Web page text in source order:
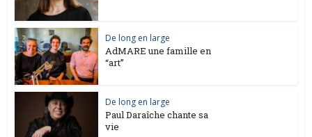
De long en large
AdMARE une famille en
“art”
De long en large
Paul Daraîche chante sa
vie